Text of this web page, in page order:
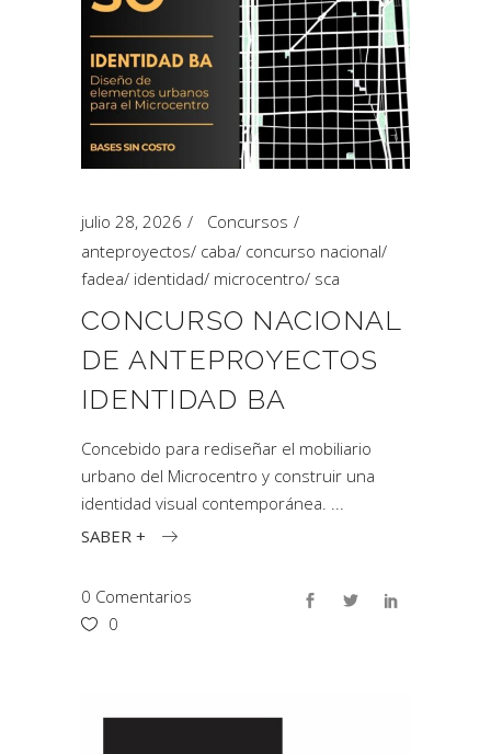
julio 28, 2026
Concursos
anteproyectos/ caba/ concurso nacional/
fadea/ identidad/ microcentro/ sca
CONCURSO NACIONAL
DE ANTEPROYECTOS
IDENTIDAD BA
Concebido para rediseñar el mobiliario
urbano del Microcentro y construir una
identidad visual contemporánea.
SABER +
0 Comentarios
0